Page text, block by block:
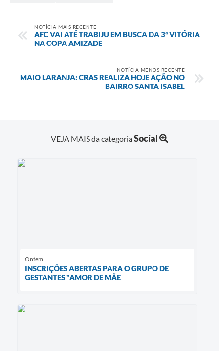
NOTÍCIA MAIS RECENTE
AFC VAI ATÉ TRABIJU EM BUSCA DA 3ª VITÓRIA
NA COPA AMIZADE
NOTÍCIA MENOS RECENTE
MAIO LARANJA: CRAS REALIZA HOJE AÇÃO NO
BAIRRO SANTA ISABEL
VEJA MAIS da categoriaSocial
Ontem
INSCRIÇÕES ABERTAS PARA O GRUPO DE
GESTANTES "AMOR DE MÃE